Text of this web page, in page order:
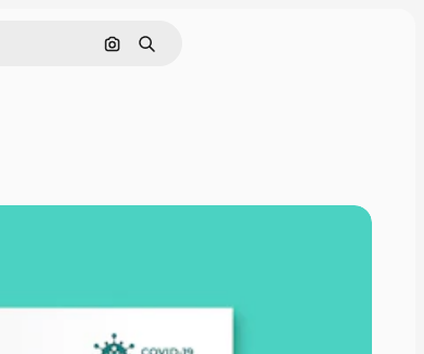
Nach Bild suchen
Suchen